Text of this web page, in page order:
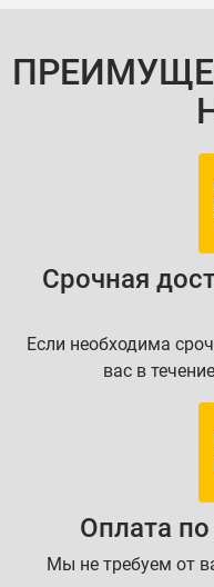
Срочная
Если необходима
вас в
Оплата
Мы не требуем от